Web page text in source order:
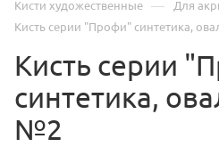
Кисти художественные — Для
Кисть серии "Профи" синтетика,
Кисть серии
синтетика,
№2